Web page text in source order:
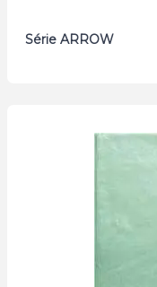
Série ARROW